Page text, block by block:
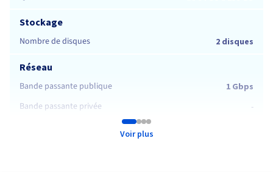
Stockage
Nombre de disques
2 disques
Réseau
Bande passante publique
1 Gbps
Bande passante privée -
Voir plus